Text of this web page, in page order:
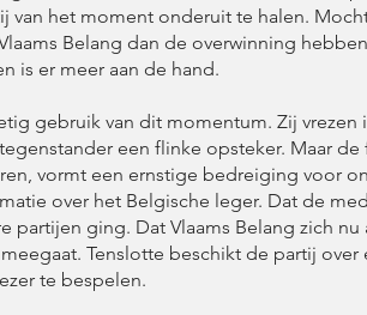
van het moment onderuit te halen.
Belang dan de overwinning
is er meer aan de hand.
gebruik van dit momentum. Zij
een flinke opsteker. Maar
vormt een ernstige bedreiging voor
over het Belgische leger. Dat de
partijen ging. Dat Vlaams Belang zich
Tenslotte beschikt de partij
te bespelen.